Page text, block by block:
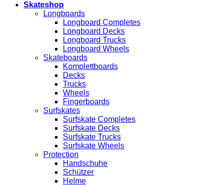
Skateshop
Longboards
Longboard Completes
Longboard Decks
Longboard Trucks
Longboard Wheels
Skateboards
Komplettboards
Decks
Trucks
Wheels
Fingerboards
Surfskates
Surfskate Completes
Surfskate Decks
Surfskate Trucks
Surfskate Wheels
Protection
Handschuhe
Schützer
Helme